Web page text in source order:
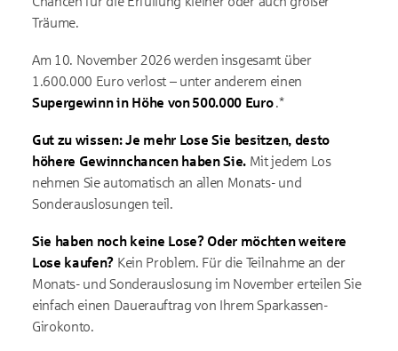
Träume.
Am 10. November 2026 werden insgesamt über
1.600.000 Euro verlost – unter anderem einen
Supergewinn in Höhe von 500.000 Euro.*
Gut zu wissen: Je mehr Lose Sie besitzen, desto
höhere Gewinnchancen haben Sie. Mit jedem Los
nehmen Sie automatisch an allen Monats- und
Sonderauslosungen teil.
Sie haben noch keine Lose? Oder möchten weitere
Lose kaufen? Kein Problem. Für die Teilnahme an der
Monats- und Sonderauslosung im November erteilen Sie
einfach einen Dauerauftrag von Ihrem Sparkassen-
Girokonto.